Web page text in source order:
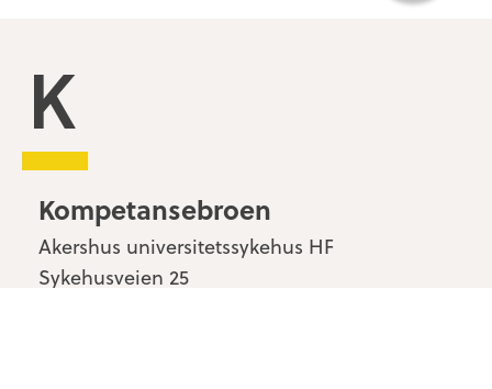
Kompetansebroen
Kompetansebroen
Akershus universitetssykehus HF
Sykehusveien 25